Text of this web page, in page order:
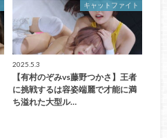
キャットファイト
2025.5.3
【有村のぞみvs藤野つかさ】王者
に挑戦するは容姿端麗で才能に満
ち溢れた大型ル…